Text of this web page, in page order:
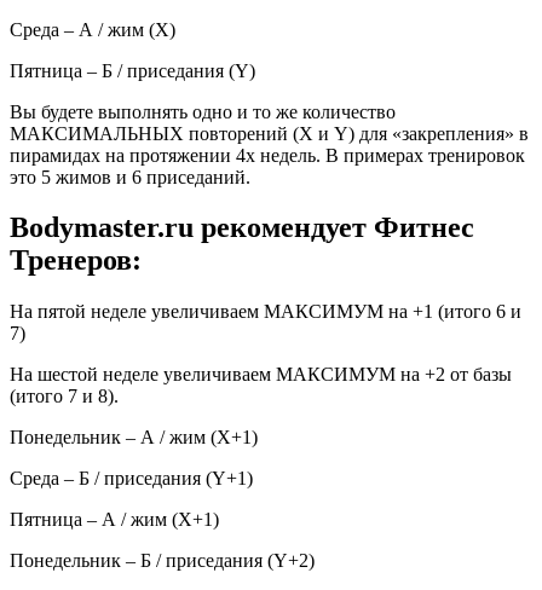
Среда – А / жим (Х)
Пятница – Б / приседания (Y)
Вы будете выполнять одно и то же количество
МАКСИМАЛЬНЫХ повторений (X и Y) для «закрепления» в
пирамидах на протяжении 4х недель. В примерах тренировок
это 5 жимов и 6 приседаний.
Bodymaster.ru рекомендует Фитнес
Тренеров:
На пятой неделе увеличиваем МАКСИМУМ на +1 (итого 6 и
7)
На шестой неделе увеличиваем МАКСИМУМ на +2 от базы
(итого 7 и 8).
Понедельник – А / жим (Х+1)
Среда – Б / приседания (Y+1)
Пятница – А / жим (Х+1)
Понедельник – Б / приседания (Y+2)